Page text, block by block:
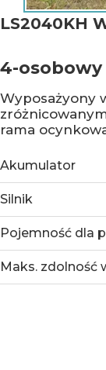
LS2040KH
4-
Wyposażyony
rama
Akumulator
Silnik
Pojemność dla
Maks. zdolność